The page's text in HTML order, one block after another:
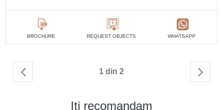
BROCHURE REQUEST OBJECTS WHATSAPP
1 din 2
Iti recomandam